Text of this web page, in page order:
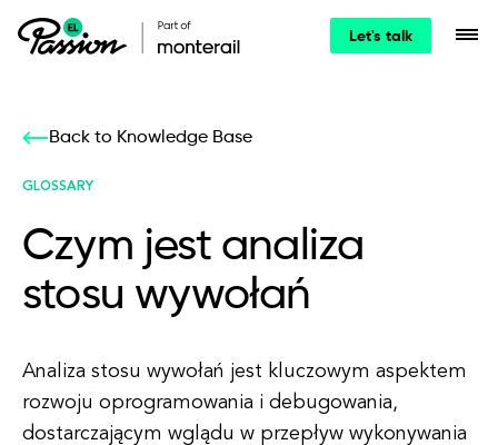
Let's talk
Back to Knowledge Base
GLOSSARY
Czym jest analiza
stosu wywołań
Analiza stosu wywołań jest kluczowym aspektem
rozwoju oprogramowania i debugowania,
dostarczającym wglądu w przepływ wykonywania